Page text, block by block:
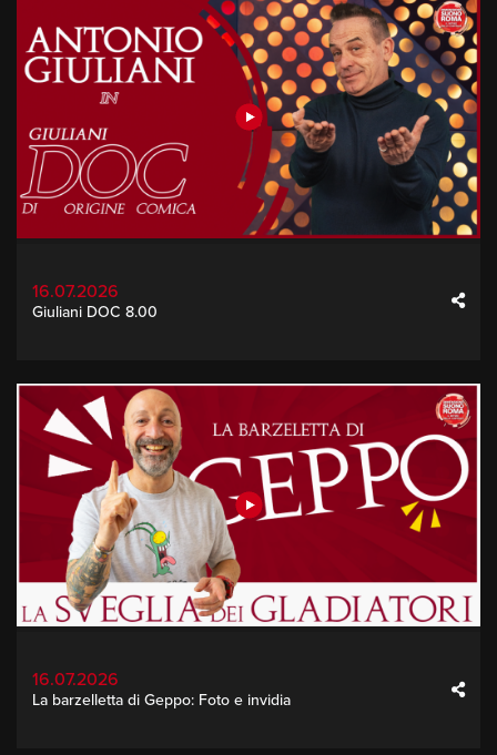
16.07.2026
Giuliani DOC 8.00
16.07.2026
La barzelletta di Geppo: Foto e invidia